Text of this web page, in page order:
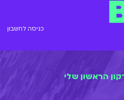
כניסה לחשבון
הראשון שלי